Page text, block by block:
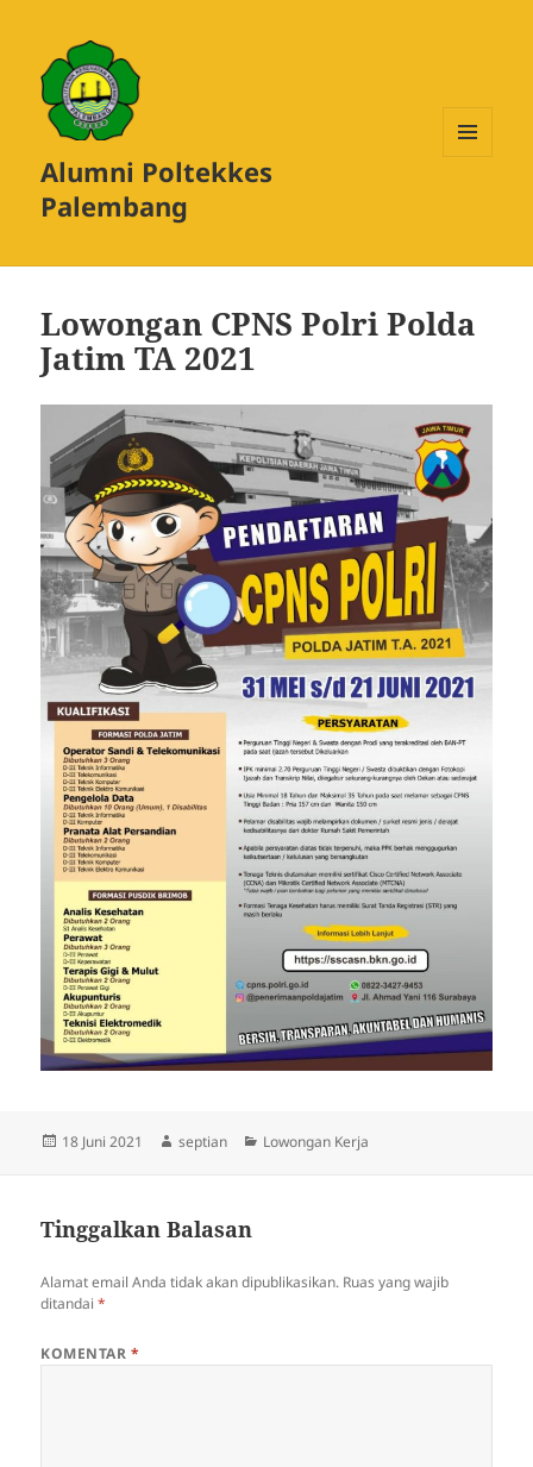
Alumni Poltekkes
Palembang
Lowongan CPNS Polri Polda
Jatim TA 2021
Diposkan
18 Juni 2021 Penulis
septian Kategori
Lowongan Kerja
Tinggalkan Balasan
Alamat email Anda tidak akan dipublikasikan. Ruas yang wajib
ditandai*
KOMENTAR *